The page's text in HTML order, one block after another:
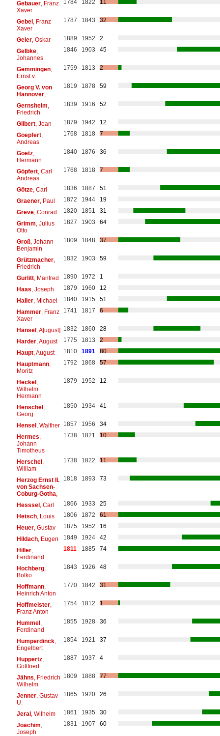
Gebauer, Franz
Xaver
1784 1822 11
Gebel, Franz
Xaver
1787 1843 32
Geier, Oskar 1889 1952
2
Gelbke,
Johannes
1846 1903 45
Gemmingen,
Ernst v.
1759 1813 2
Georg V. von
Hannover,
1819 1878 59
Gernsheim
Friedrich
1839 1916 52
Gilbert, Jean 1879 1942
12
Goepfert,
Andreas
1768 1818 7
Goetz,
Hermann
1840 1876 36
Göpfert, Carl
Andreas
1768 1818 7
Götze, Carl 1836 1887
51
Graener, Paul 1872 1944
19
Greve, Conrad 1820 1851
31
Grimm , Julius
Otto
1827 1903 64
Groß, Johann
Benjamin
1809 1848 37
Grützmacher,
Friedrich
1832 1903 59
Gurlitt, Manfred 1890 1972
1
Haas , Joseph 1879 1960
12
Haller, Michael 1840 1915
51
Hammer, Franz
Xaver
1741 1817 6
Hänsel, A[ugust] 1832 1860
28
Harder, August 1775 1813
2
Haupt, August 1810 1891
80
Hauptmann,
Moritz
1792 1868 57
Heckel,
Wilhelm
Hermann
1879 1952 12
Henschel,
Georg
1850 1934 41
Hensel, Walther 1857 1956
34
Hermes
Johann
Timotheus
1738 1821 10
Herschel,
William
1738 1822 11
Herzog Ernst II.
von Sachsen-
Coburg-Gotha
1818 1893 73
Hesssel, Carl 1866 1933
25
Hetsch, Louis 1806 1872
61
Heuer, Gustav 1875 1952
16
Hildach, Eugen 1849 1924
42
Hiller,
Ferdinand
1811 1885 74
Hochberg,
Bolko
1843 1926 48
Hoffmann,
Heinrich Anton
1770 1842 31
Hoffmeister,
Franz Anton
1754 1812 1
Hummel,
Ferdinand
1855 1928 36
Humperdinck,
Engelbert
1854 1921 37
Huppertz,
Gottfried
1887 1937 4
Jähns , Friedrich
Wilhelm
1809 1888 77
Jenner, Gustav
U.
1865 1920 26
Jeral, Wilhelm 1861 1935
30
Joachim
Joseph
1831 1907 60